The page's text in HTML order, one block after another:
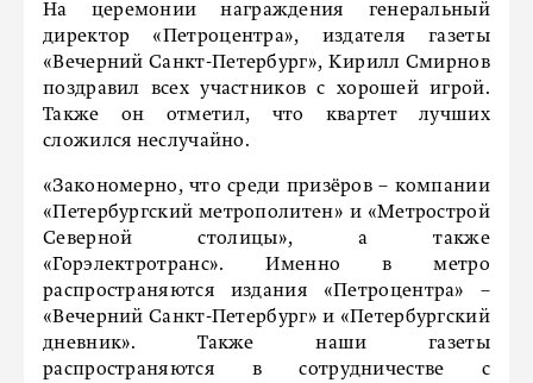
На церемонии награждения генеральный
директор «Петроцентра», издателя газеты
«Вечерний Санкт-Петербург», Кирилл Смирнов
поздравил всех участников с хорошей игрой.
Также он отметил, что квартет лучших
сложился неслучайно.
«Закономерно, что среди призёров – компании
«Петербургский метрополитен» и «Метрострой
Северной столицы», а также
«Горэлектротранс». Именно в метро
распространяются издания «Петроцентра» –
«Вечерний Санкт-Петербург» и «Петербургский
дневник». Также наши газеты
распространяются в сотрудничестве с